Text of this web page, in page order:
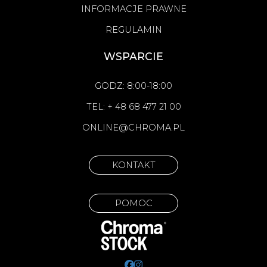
INFORMACJE PRAWNE
REGULAMIN
WSPARCIE
GODZ: 8:00-18:00
TEL: + 48 68 477 21 00
ONLINE@CHROMA.PL
KONTAKT
POMOC